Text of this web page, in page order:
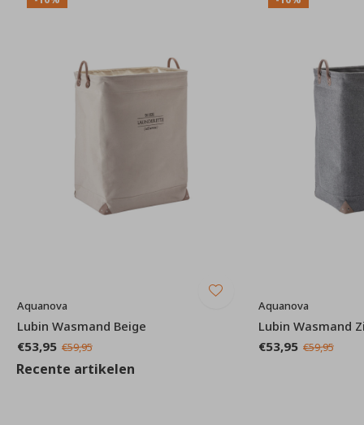
Aquanova
Lubin Wasmand Beige
€53,95 €59,95
Aquanova
Lubin Wasmand
€53,95 €59,95
Recente artikelen